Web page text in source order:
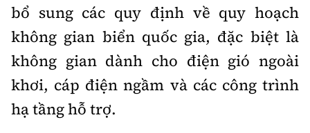
bổ sung các quy định về quy hoạch
không gian biển quốc gia, đặc biệt là
không gian dành cho điện gió ngoài
khơi, cáp điện ngầm và các công trình
hạ tầng hỗ trợ.